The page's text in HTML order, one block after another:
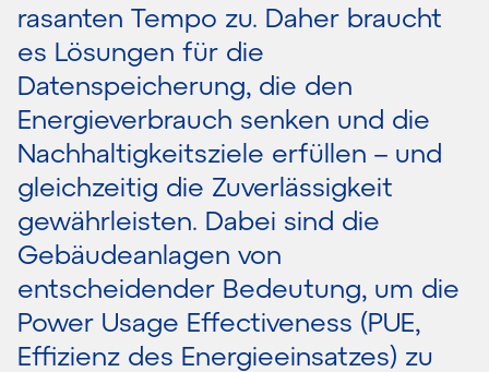
rasanten Tempo zu. Daher braucht
es Lösungen für die
Datenspeicherung, die den
Energieverbrauch senken und die
Nachhaltigkeitsziele erfüllen – und
gleichzeitig die Zuverlässigkeit
gewährleisten. Dabei sind die
Gebäudeanlagen von
entscheidender Bedeutung, um die
Power Usage Effectiveness (PUE,
Effizienz des Energieeinsatzes) zu